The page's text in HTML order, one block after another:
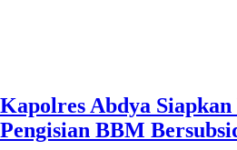
Kapolres Abdya Siapkan
Pengisian BBM